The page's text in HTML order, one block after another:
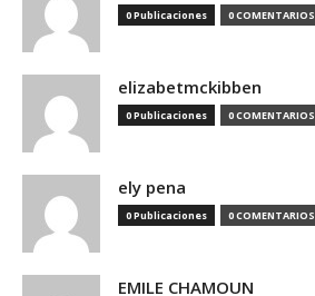
0 Publicaciones 0 COMENTARIOS
elizabetmckibben
0 Publicaciones 0 COMENTARIOS
ely pena
0 Publicaciones 0 COMENTARIOS
EMILE CHAMOUN